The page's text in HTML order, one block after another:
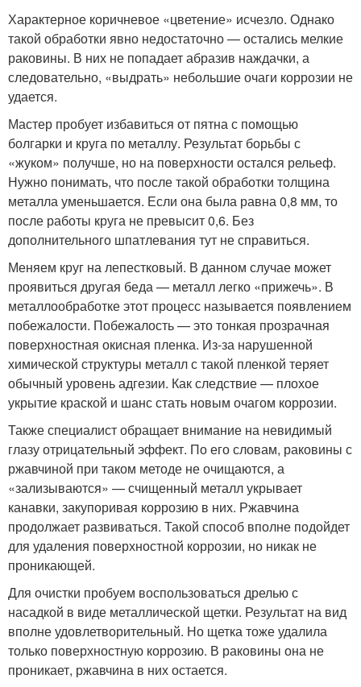
Характерное коричневое «цветение» исчезло. Однако
такой обработки явно недостаточно — остались мелкие
раковины. В них не попадает абразив наждачки, а
следовательно, «выдрать» небольшие очаги коррозии не
удается.
Мастер пробует избавиться от пятна с помощью
болгарки и круга по металлу. Результат борьбы с
«жуком» получше, но на поверхности остался рельеф.
Нужно понимать, что после такой обработки толщина
металла уменьшается. Если она была равна 0,8 мм, то
после работы круга не превысит 0,6. Без
дополнительного шпатлевания тут не справиться.
Меняем круг на лепестковый. В данном случае может
проявиться другая беда — металл легко «прижечь». В
металлообработке этот процесс называется появлением
побежалости. Побежалость — это тонкая прозрачная
поверхностная окисная пленка. Из-за нарушенной
химической структуры металл с такой пленкой теряет
обычный уровень адгезии. Как следствие — плохое
укрытие краской и шанс стать новым очагом коррозии.
Также специалист обращает внимание на невидимый
глазу отрицательный эффект. По его словам, раковины с
ржавчиной при таком методе не очищаются, а
«зализываются» — счищенный металл укрывает
канавки, закупоривая коррозию в них. Ржавчина
продолжает развиваться. Такой способ вполне подойдет
для удаления поверхностной коррозии, но никак не
проникающей.
Для очистки пробуем воспользоваться дрелью с
насадкой в виде металлической щетки. Результат на вид
вполне удовлетворительный. Но щетка тоже удалила
только поверхностную коррозию. В раковины она не
проникает, ржавчина в них остается.